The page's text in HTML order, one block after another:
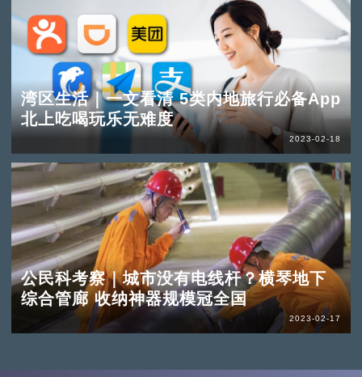
湾区生活｜一文看清 5类内地旅行必备App
北上吃喝玩乐无难度
2023-02-18
公民科考察｜城市没有电线杆？横琴地下
综合管廊 收纳神器规模冠全国
2023-02-17